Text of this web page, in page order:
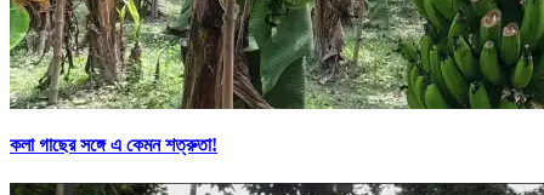
কলা গাছের সঙ্গে এ কেমন শত্রুতা!